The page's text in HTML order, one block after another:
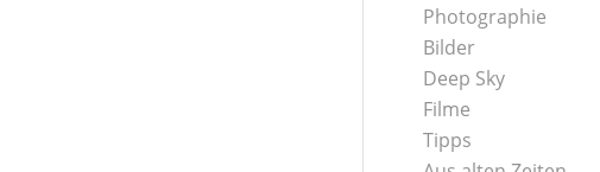
Photographie
Bilder
Deep Sky
Filme
Tipps